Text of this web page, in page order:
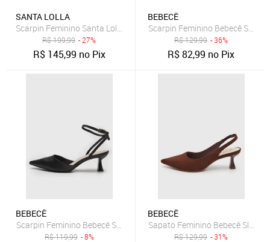
SANTA LOLLA
Scarpin Feminino Santa Lolla Slingback Off-White
R$199,99 - 27%
R$ 145,99 no Pix
BEBECÊ
Scarpin Feminino Bebecê Salto
R$129,99 - 36%
R$82,99 no Pix
BEBECÊ
Scarpin Feminino Bebecê Salto Baixo Bico Fino Preto
R$119,99 - 8%
BEBECÊ
Sapato Feminino Bebecê
R$129,99 - 31%